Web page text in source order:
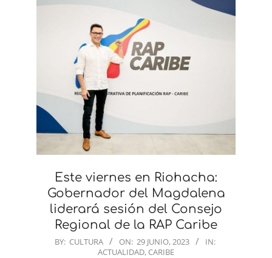
Este viernes en Riohacha:
Gobernador del Magdalena
liderará sesión del Consejo
Regional de la RAP Caribe
2023-BY: CULTURA ON: 29 JUNIO, 2023
IN:
ACTUALIDAD, CARIBE